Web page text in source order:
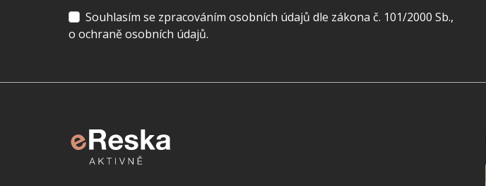
Souhlasím se zpracováním osobních údajů dle zákona č. 101/2000 Sb.,
o ochraně osobních údajů.